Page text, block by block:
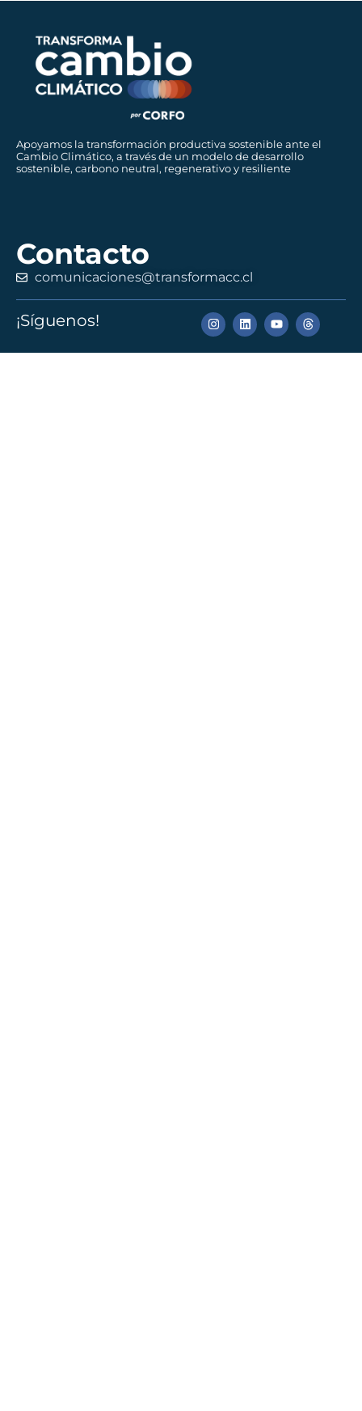
Apoyamos la transformación productiva sostenible ante el
Cambio Climático, a través de un modelo de desarrollo
sostenible, carbono neutral, regenerativo y resiliente
Contacto
comunicaciones@transformacc.cl
¡Síguenos!